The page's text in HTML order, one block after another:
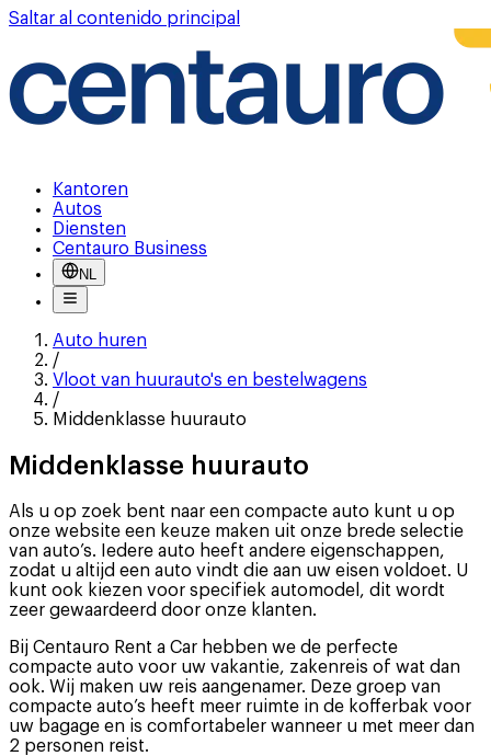
Saltar al contenido principal
Kantoren
Autos
Diensten
Centauro Business
NL
Auto huren
/
Vloot van huurauto's en bestelwagens
/
Middenklasse huurauto
Middenklasse huurauto
Als u op zoek bent naar een compacte auto kunt u op
onze website een keuze maken uit onze brede selectie
van auto’s. Iedere auto heeft andere eigenschappen,
zodat u altijd een auto vindt die aan uw eisen voldoet. U
kunt ook kiezen voor specifiek automodel, dit wordt
zeer gewaardeerd door onze klanten.
Bij Centauro Rent a Car hebben we de perfecte
compacte auto voor uw vakantie, zakenreis of wat dan
ook. Wij maken uw reis aangenamer. Deze groep van
compacte auto’s heeft meer ruimte in de kofferbak voor
uw bagage en is comfortabeler wanneer u met meer dan
2 personen reist.